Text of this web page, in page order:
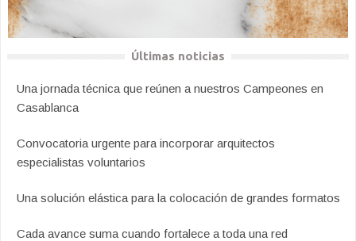
Últimas noticias
Una jornada técnica que reúnen a nuestros Campeones en
Casablanca
Convocatoria urgente para incorporar arquitectos
especialistas voluntarios
Una solución elástica para la colocación de grandes formatos
Cada avance suma cuando fortalece a toda una red